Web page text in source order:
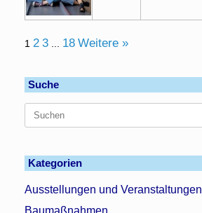
1 2 3 18 Weitere »
Suche
Suchen
Kategorien
Ausstellungen und Veranstaltungen
Baumaßnahmen